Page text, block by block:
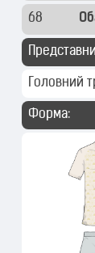
68
Головний
Форма: